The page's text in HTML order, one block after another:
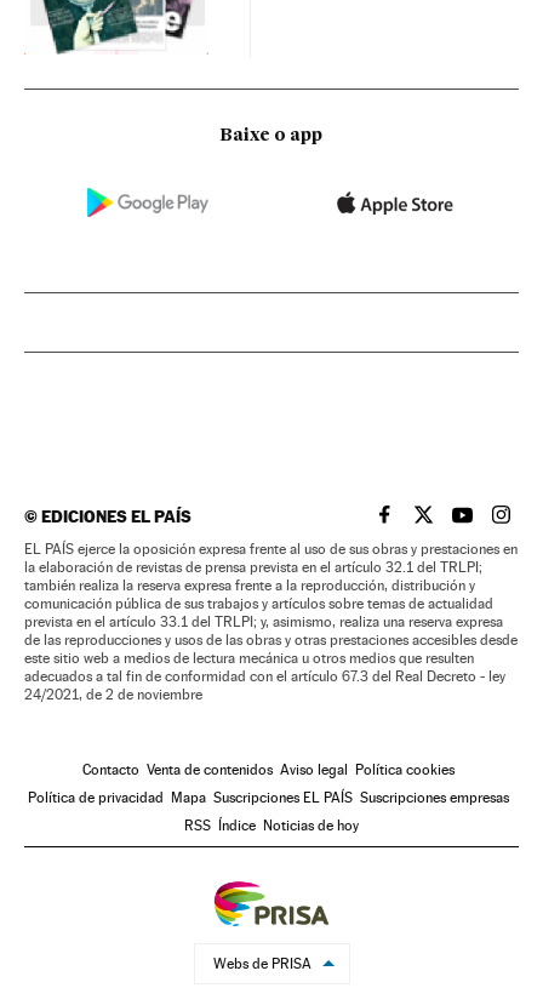
Baixe o app
©EDICIONES EL PAÍS EL PAÍS BRASIL EN
EL PAÍSEL PAÍS
EL
EL PAÍS ejerce la oposición expresa frente al uso de sus obras y prestaciones en
la elaboración de revistas de prensa prevista en el artículo 32.1 del TRLPI;
también realiza la reserva expresa frente a la reproducción, distribución y
comunicación pública de sus trabajos y artículos sobre temas de actualidad
prevista en el artículo 33.1 del TRLPI; y, asimismo, realiza una reserva expresa
de las reproducciones y usos de las obras y otras prestaciones accesibles desde
este sitio web a medios de lectura mecánica u otros medios que resulten
adecuados a tal fin de conformidad con el artículo 67.3 del Real Decreto - ley
24/2021, de 2 de noviembre
Contacto Venta de contenidos Aviso legal Política cookies
Política de privacidad Mapa Suscripciones EL PAÍS Suscripciones empresas
RSS Índice Noticias de hoy
Webs de PRISA